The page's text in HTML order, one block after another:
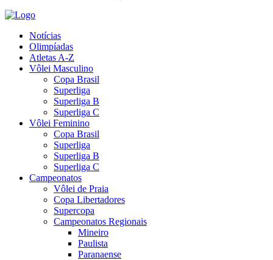
Notícias
Olimpíadas
Atletas A-Z
Vôlei Masculino
Copa Brasil
Superliga
Superliga B
Superliga C
Vôlei Feminino
Copa Brasil
Superliga
Superliga B
Superliga C
Campeonatos
Vôlei de Praia
Copa Libertadores
Supercopa
Campeonatos Regionais
Mineiro
Paulista
Paranaense